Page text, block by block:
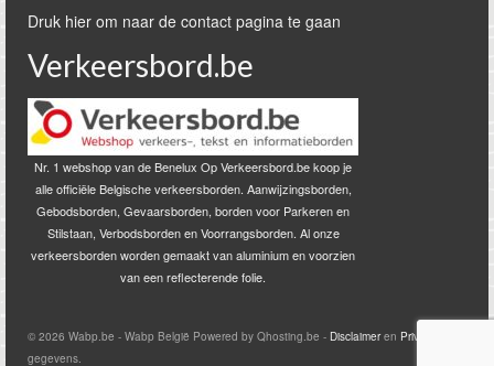
Druk hier om naar de contact pagina te gaan
Verkeersbord.be
Nr. 1 webshop van de Benelux Op Verkeersbord.be koop je
alle officiële Belgische verkeersborden. Aanwijzingsborden,
Gebodsborden, Gevaarsborden, borden voor Parkeren en
Stilstaan, Verbodsborden en Voorrangsborden. Al onze
verkeersborden worden gemaakt van aluminium en voorzien
van een reflecterende folie.
© 2026 Wabp.be - Wabp België Powered by Qhosting.be - Disclaimeren Privacy
gegevens.